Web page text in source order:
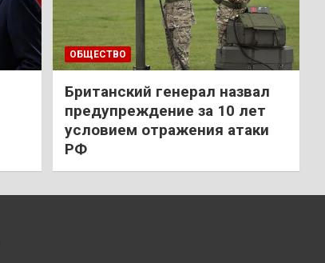
ОБЩЕСТВО
Британский генерал назвал
предупреждение за 10 лет
условием отражения атаки
РФ